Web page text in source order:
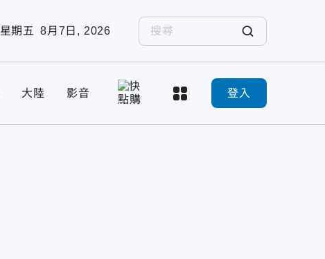
星期五 8月7日, 2026
大陸 影音 登入